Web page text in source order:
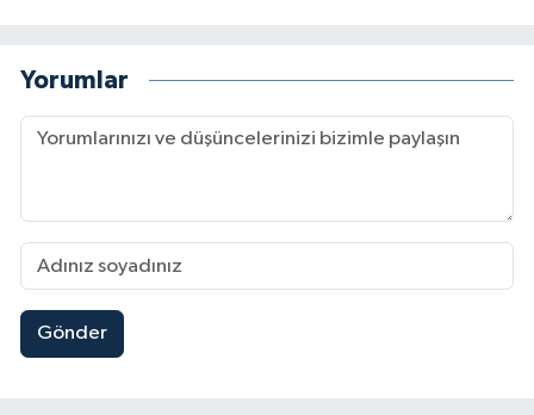
Yorumlar
Gönder